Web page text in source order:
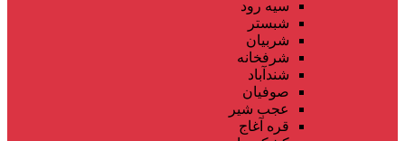
سیه رود
شبستر
شربیان
شرفخانه
شندآباد
صوفیان
عجب شیر
قره آغاج